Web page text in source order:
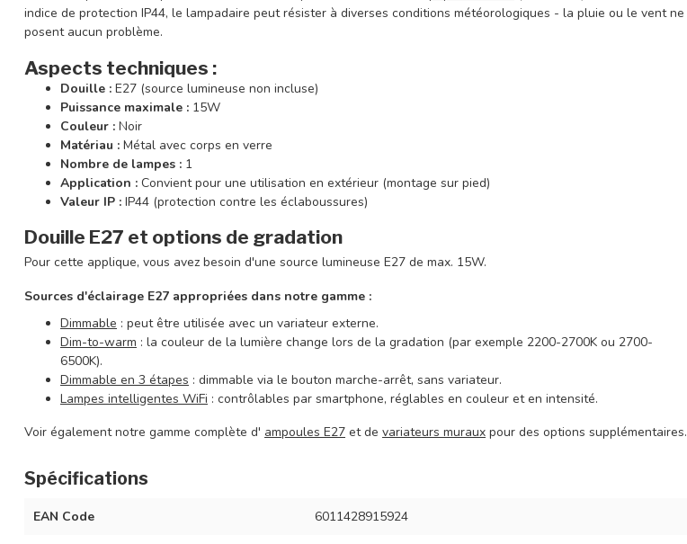
indice de protection IP44, le lampadaire peut résister à diverses conditions météorologiques - la pluie ou le vent ne
posent aucun problème.
Aspects techniques :
Douille : E27 (source lumineuse non incluse)
Puissance maximale : 15W
Couleur : Noir
Matériau : Métal avec corps en verre
Nombre de lampes : 1
Application : Convient pour une utilisation en extérieur (montage sur pied)
Valeur IP : IP44 (protection contre les éclaboussures)
Douille E27 et options de gradation
Pour cette applique, vous avez besoin d'une source lumineuse E27 de max. 15W.
Sources d'éclairage E27 appropriées dans notre gamme :
Dimmable : peut être utilisée avec un variateur externe.
Dim-to-warm : la couleur de la lumière change lors de la gradation (par exemple 2200-2700K ou 2700-
6500K).
Dimmable en 3 étapes : dimmable via le bouton marche-arrêt, sans variateur.
Lampes intelligentes WiFi : contrôlables par smartphone, réglables en couleur et en intensité.
Voir également notre gamme complète d' ampoules E27 et de variateurs muraux pour des options supplémentaires.
Spécifications
EAN Code 6011428915924